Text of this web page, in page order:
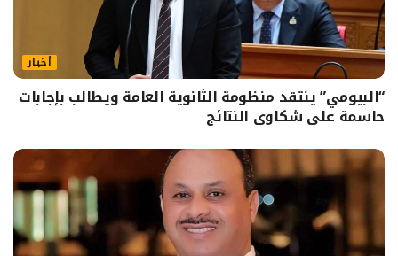
أخبار
“البيومي” ينتقد منظومة الثانوية العامة ويطالب بإجابات
حاسمة على شكاوى النتائج